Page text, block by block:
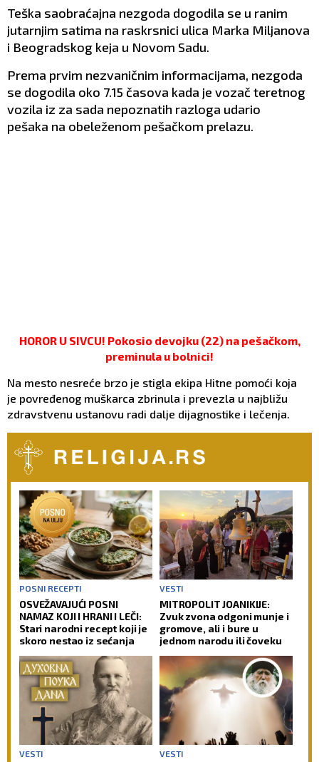
Teška saobraćajna nezgoda dogodila se u ranim
jutarnjim satima na raskrsnici ulica Marka Miljanova
i Beogradskog keja u Novom Sadu.
Prema prvim nezvaničnim informacijama, nezgoda
se dogodila oko 7.15 časova kada je vozač teretnog
vozila iz za sada nepoznatih razloga udario
pešaka na obeleženom pešačkom prelazu.
HOROR U SIVCU! Pokosio devojku (22) na pešačkom,
preminula u bolnici!
Na mesto nesreće brzo je stigla ekipa Hitne pomoći koja
je povređenog muškarca zbrinula i prevezla u najbližu
zdravstvenu ustanovu radi dalje dijagnostike i lečenja.
POSNI RECEPTI
OSVEŽAVAJUĆI POSNI
NAMAZ KOJI I HRANI I LEČI:
Stari narodni recept koji je
skoro nestao iz sećanja
VESTI
MITROPOLIT JOANIKIJE:
Zvuk zvona odgoni munje i
gromove, ali i bure u
jednom narodu ili čoveku
VESTI VESTI